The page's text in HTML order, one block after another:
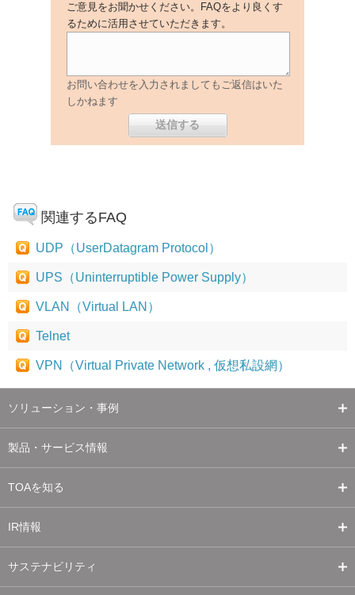
ご意見をお聞かせください。FAQをより良くす
るために活用させていただきます。
お問い合わせを入力されましてもご返信はいた
しかねます
関連するFAQ
UDP（UserDatagram Protocol）
UPS（Uninterruptible Power Supply）
VLAN（Virtual LAN）
Telnet
VPN（Virtual Private Network , 仮想私設網）
ソリューション・事例
製品・サービス情報
TOAを知る
IR情報
サステナビリティ